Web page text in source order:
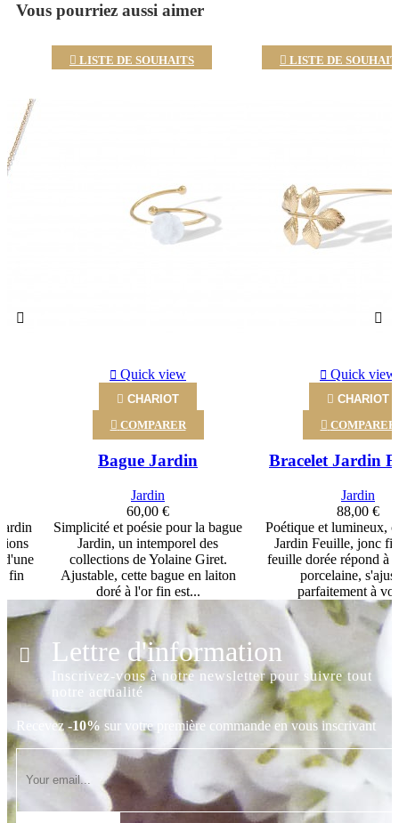
Vous pourriez aussi aimer
d'une
fin
 LISTE DE SOUHAITS
Quick view
 CHARIOT
 COMPARER
Bague Jardin
Jardin
60,00 €
Simplicité et poésie pour la bague
Jardin, un intemporel des
collections de Yolaine Giret.
Ajustable, cette bague en laiton
doré à l'or fin est...
 LISTE DE
Quick view
 CHARIOT
 COMPARER
Bracelet Jardin
Jardin
88,00 €
Poétique et lumineux,
Jardin Feuille, jonc
feuille dorée répond à
porcelaine,
parfaitement à
Lettre d'information
Inscrivez-vous à notre newsletter pour suivre tout
notre actualité
Recevez-10% sur votre première commande en vous inscrivant